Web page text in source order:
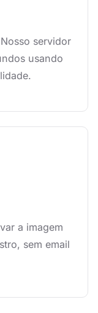
servidor
usando
a imagem
sem email